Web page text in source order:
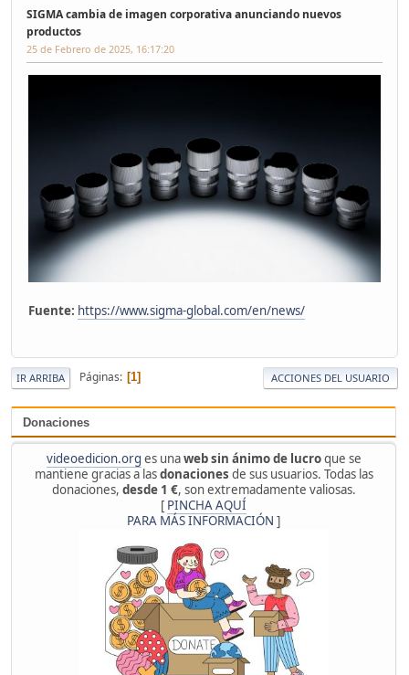
Donaciones
videoedicion.org es unaweb sin ánimo de lucroque se
mantiene gracias a lasdonaciones de sus usuarios. Todas las
donaciones, desde 1 €, son extremadamente valiosas.
[ PINCHA AQUÍ
PARA MÁS INFORMACIÓN ]
SIGMA cambia de imagen corporativa anunciando nuevos
productos
25 de Febrero de 2025, 16:17:20
Fuente: https://www.sigma-global.com/en/news/
IR ARRIBA Páginas 1 ACCIONES DEL USUARIO